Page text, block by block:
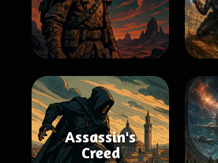
Assassin's
Creed